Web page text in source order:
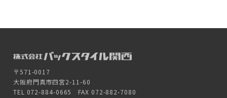
〒571-0017
大阪府門真市四宮2-11-60
TEL 072-884-0665 FAX 072-882-7080